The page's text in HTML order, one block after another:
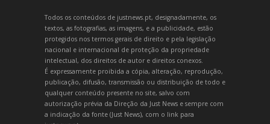
Todos os conteúdos de justnews.pt, designadamente, os
textos, as fotografias, as imagens, e a publicidade, estão
protegidos nos termos gerais de direito e pela legislação
nacional e internacional de proteção da propriedade
intelectual, dos direitos de autor e direitos conexos.
É expressamente proibida a cópia, alteração, reprodução,
publicação, difusão, transmissão ou distribuição de todo e
qualquer conteúdo presente no site, salvo com
autorização prévia da Direção da Just News e sempre com
a indicação da fonte (Just News), com o link para